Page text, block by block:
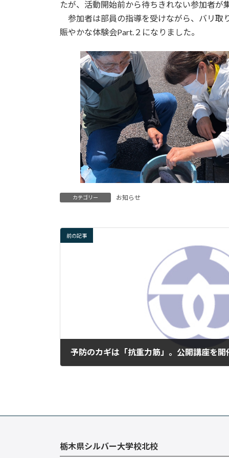
:
たが、活動開始前から待ちきれない参加者
参加者は部員の指導を受けながら、バリ取
賑やかな体験会Part.２になりました。
カテゴリー お知らせ
前の記事
予防のカギは「抗重力筋」。公開講座を開
栃木県シルバー大学校北校